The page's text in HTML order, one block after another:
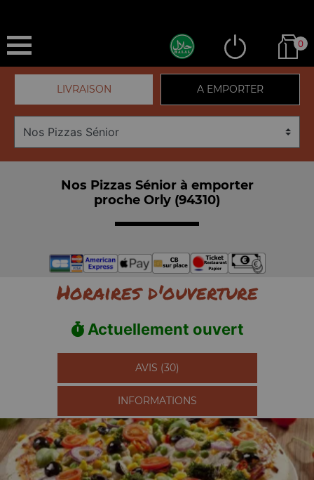
0
LIVRAISON A EMPORTER
Nos Pizzas Sénior à emporter
proche Orly (94310)
Horaires d'ouverture
Actuellement ouvert
AVIS (30)
INFORMATIONS